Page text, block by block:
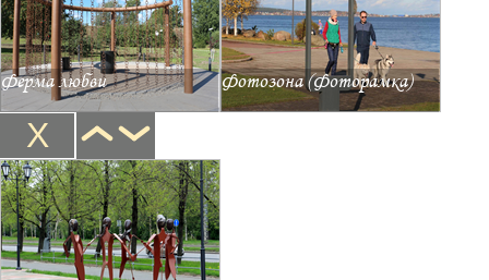
Ферма любви Фотозона (Фоторамка)
Х